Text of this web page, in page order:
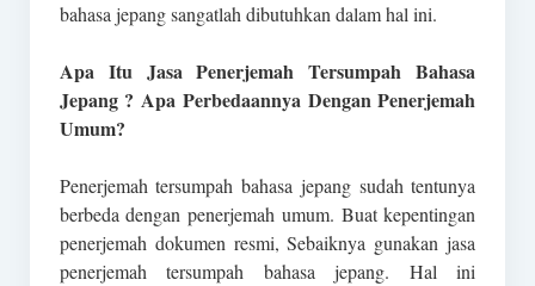
bahasa jepang sangatlah dibutuhkan dalam hal ini.
Apa Itu Jasa Penerjemah Tersumpah Bahasa
Jepang ? Apa Perbedaannya Dengan Penerjemah
Umum?
Penerjemah tersumpah bahasa jepang sudah tentunya
berbeda dengan penerjemah umum. Buat kepentingan
penerjemah dokumen resmi, Sebaiknya gunakan jasa
penerjemah tersumpah bahasa jepang. Hal ini